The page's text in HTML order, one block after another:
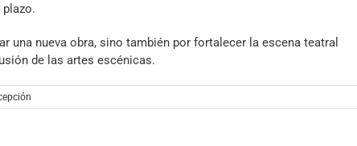
una nueva obra, sino también por fortalecer la escena teatral
de las artes escénicas.